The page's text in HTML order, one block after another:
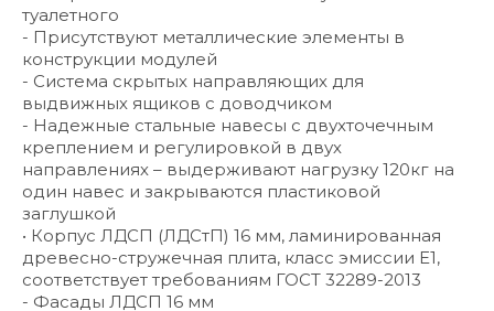
туалетного
- Присутствуют металлические элементы в
конструкции модулей
- Система скрытых направляющих для
выдвижных ящиков с доводчиком
- Надежные стальные навесы с двухточечным
креплением и регулировкой в двух
направлениях – выдерживают нагрузку 120кг на
один навес и закрываются пластиковой
заглушкой
• Корпус ЛДСП (ЛДСтП) 16 мм, ламинированная
древесно-стружечная плита, класс эмиссии Е1,
соответствует требованиям ГОСТ 32289-2013
- Фасады ЛДСП 16 мм